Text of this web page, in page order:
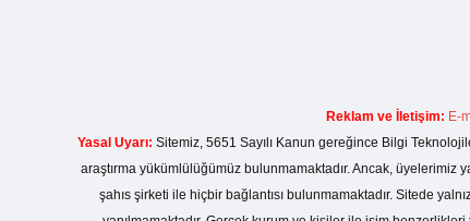
Reklam ve İletişim: E-
Yasal Uyarı: Sitemiz, 5651 Sayılı Kanun gereğince Bilgi
araştırma yükümlülüğümüz bulunmamaktadır. Ancak, üyelerimiz
şahıs şirketi ile hiçbir bağlantısı bulunmamaktadır. Sitede